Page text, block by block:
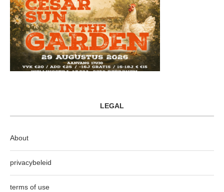
LEGAL
About
privacybeleid
terms of use